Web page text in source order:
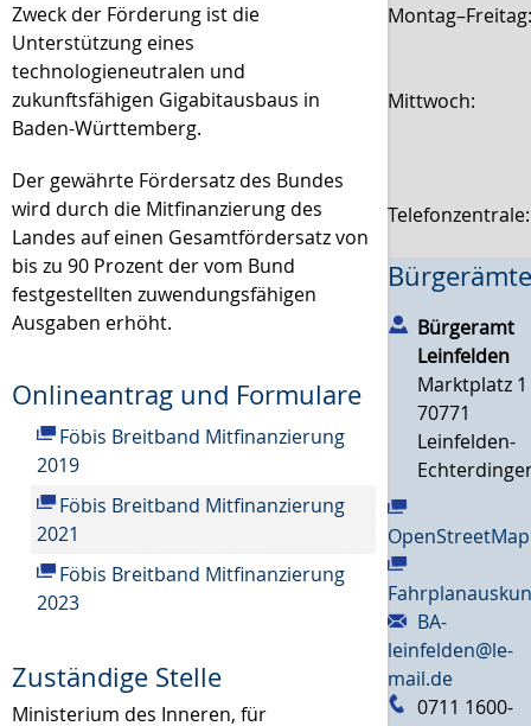
Zweck der Förderung ist die
Unterstützung eines
technologieneutralen und
zukunftsfähigen Gigabitausbaus in
Baden-Württemberg.
Der gewährte Fördersatz des Bundes
wird durch die Mitfinanzierung des
Landes auf einen Gesamtfördersatz von
bis zu 90 Prozent der vom Bund
festgestellten zuwendungsfähigen
Ausgaben erhöht.
Onlineantrag und Formulare
Föbis Breitband Mitfinanzierung
2019
Föbis Breitband Mitfinanzierung
2021
Föbis Breitband Mitfinanzierung
2023
Zuständige Stelle
Ministerium des Inneren, für
Mittwoch:
Bürgeramt
Leinfelden
Marktplatz 1
70771
Leinfelden-
OpenStreetMap
BA-
leinfelden@le-
mail.de
0711 1600-